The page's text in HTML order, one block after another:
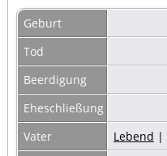
Geburt
Tod
Beerdigung
Eheschließung
Vater
Lebend |